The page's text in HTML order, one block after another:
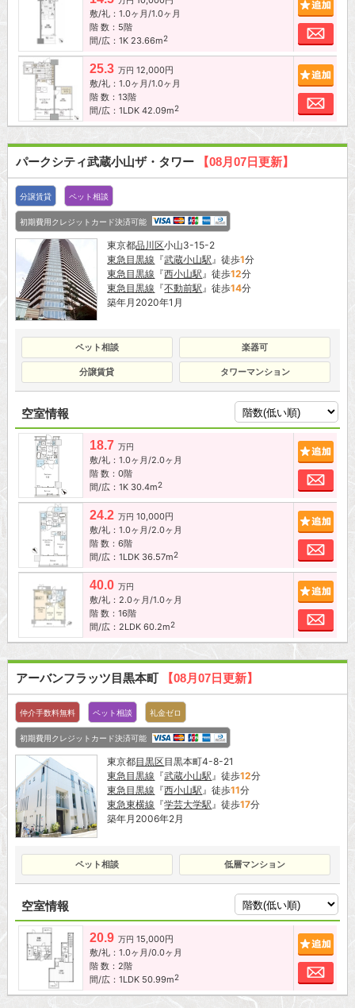
敷/礼：1.0ヶ月/1.0ヶ月
階 数：5階
間/広：1K 23.66m2
お
25.3 万円 12,000円
敷/礼：1.0ヶ月/1.0ヶ月
階 数：13階
間/広：1LDK 42.09m2
お
パークシティ武蔵小山ザ・タワー 【08月07日更新】
分譲賃貸 ペット相談
初期費用クレジットカード決済可能
東京都品川区小山3-15-2
東急目黒線 『武蔵小山駅 』徒歩1分
東急目黒線 『西小山駅 』徒歩12分
東急目黒線 『不動前駅 』徒歩14分
築年月2020年1月
ペット相談 楽器可
分譲賃貸 タワーマンション
空室情報
18.7 万円
敷/礼：1.0ヶ月/2.0ヶ月
階 数：0階
間/広：1K 30.4m2
お
24.2 万円 10,000円
敷/礼：1.0ヶ月/2.0ヶ月
階 数：6階
間/広：1LDK 36.57m2
お
40.0 万円
敷/礼：2.0ヶ月/1.0ヶ月
階 数：16階
間/広：2LDK 60.2m2
お
アーバンフラッツ目黒本町 【08月07日更新】
仲介手数料無料 ペット相談 礼金ゼロ
初期費用クレジットカード決済可能
東京都目黒区目黒本町4-8-21
東急目黒線 『武蔵小山駅』徒歩12分
東急目黒線 『西小山駅』徒歩11分
東急東横線 『学芸大学駅』徒歩17分
築年月2006年2月
ペット相談 低層マンション
空室情報
20.9 万円 15,000円
敷/礼：1.0ヶ月/0.0ヶ月
階 数：2階
間/広：1LDK 50.99m2
お